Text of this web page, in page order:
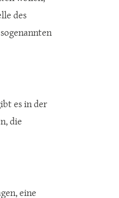
des
es in der
die
eine